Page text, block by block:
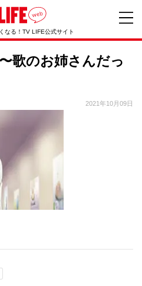
なる！TV LIFE公式サイト
歌のお姉さんだっ
2021年10月09日